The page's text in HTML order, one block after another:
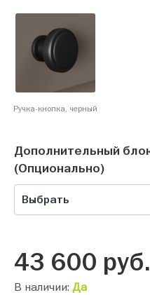
Ручка-кнопка, черный
Дополнительный
(Опционально)
Выбрать
43 600 руб.
В наличии: Да